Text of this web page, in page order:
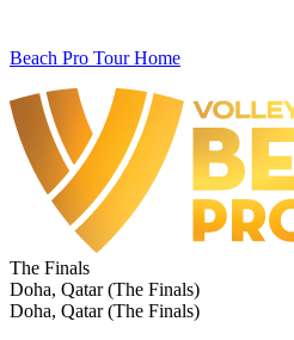
Beach Pro Tour Home
The Finals
Doha, Qatar (The Finals)
Doha, Qatar (The Finals)